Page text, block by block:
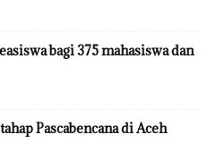
bagi 375 mahasiswa dan
Pascabencana di Aceh